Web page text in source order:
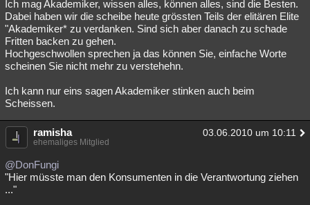
Besucht Teilgenommen Alle Neue Geschlossen
Lesenswert Schlüsselwörter
Ich mag Akademiker, wissen alles, können alles, sind die Besten.
Dabei haben wir die scheibe heute grössten Teils der elitären Elite
"Akademiker* zu verdanken. Sind sich aber danach zu schade
Fritten backen zu gehen.
Hochgeschwollen sprechen ja das können Sie, einfache Worte
scheinen Sie nicht mehr zu verstehehn.
Ich kann nur eins sagen Akademiker stinken auch beim
Scheissen.
ramisha 03.06.2010 um 10:11
ehemaliges Mitglied
@DonFungi
"Hier müsste man den Konsumenten in die Verantwortung ziehen
..."